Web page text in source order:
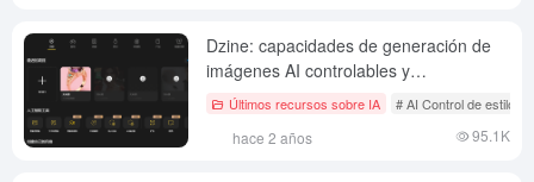
Dzine: capacidades de generación de
imágenes AI controlables y
herramientas de diseño de lienzos, que
imagen.
Últimos recursos sobre IA # AI Control de estilo
hace 2 años 95.1K